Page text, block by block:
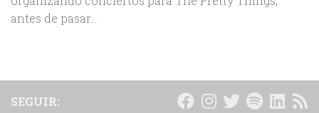
antes de pasar...
SEGUIR: